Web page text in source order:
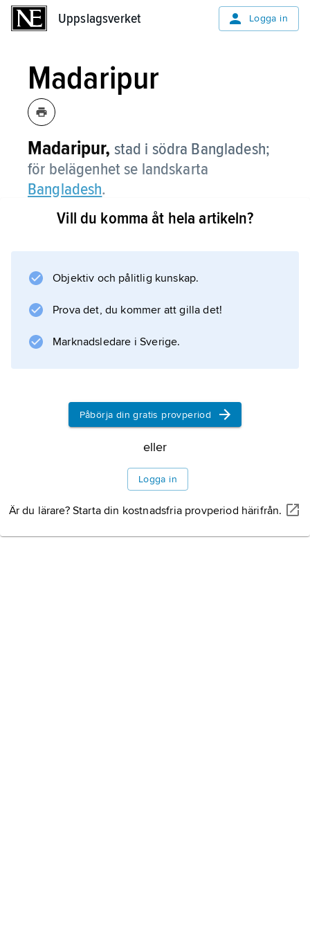
Uppslagsverket Logga in
Madaripur
Madaripur, stad i södra Bangladesh;
för belägenhet se landskarta
Bangladesh.
Information om artikeln
Vill du komma åt hela artikeln?
Objektiv och pålitlig kunskap.
Prova det, du kommer att gilla det!
Marknadsledare i Sverige.
Påbörja din gratis provperiod
eller
Logga in
Är du lärare? Starta din kostnadsfria provperiod härifrån.